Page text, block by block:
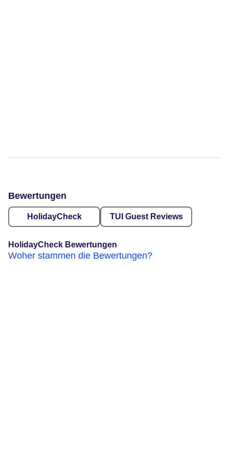
Bewertungen
HolidayCheck TUI Guest Reviews
HolidayCheck Bewertungen
Woher stammen die Bewertungen?